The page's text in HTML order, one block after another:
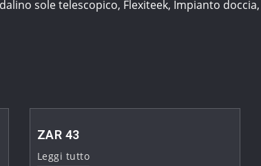
sole telescopico, Flexiteek, Impianto doccia,
ZAR 43
Leggi tutto